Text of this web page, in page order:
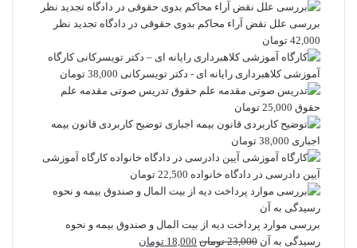
بررسی علل نقض آراء محاکم بدوی حقوقی در دادگاه تجدید نظر
42,000 تومان
کارگاه
آموزشی کلاهبرداری رایانه ای - دکتر تویسرکانی 38,000 تومان
تدریس صوتی مقدمه علم
حقوق 25,000 تومان
توضیح کاربردی قانون بیمه
اجباری 38,000 تومان
کارگاه آموزشی
آیین دادرسی در دادگاه خانواده 22,500 تومان
بررسی موارد پرداخت دیه از بیت المال و صندوق بیمه و نحوه
رسیدگی به آن 23,000 تومان قیمت
18,000 تومان